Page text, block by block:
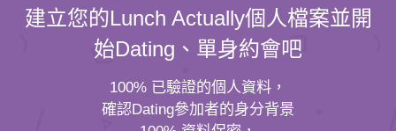
建立您的Lunch Actually個人檔案並開
始Dating、單身約會吧
100% 已驗證的個人資料，
確認Dating參加者的身分背景